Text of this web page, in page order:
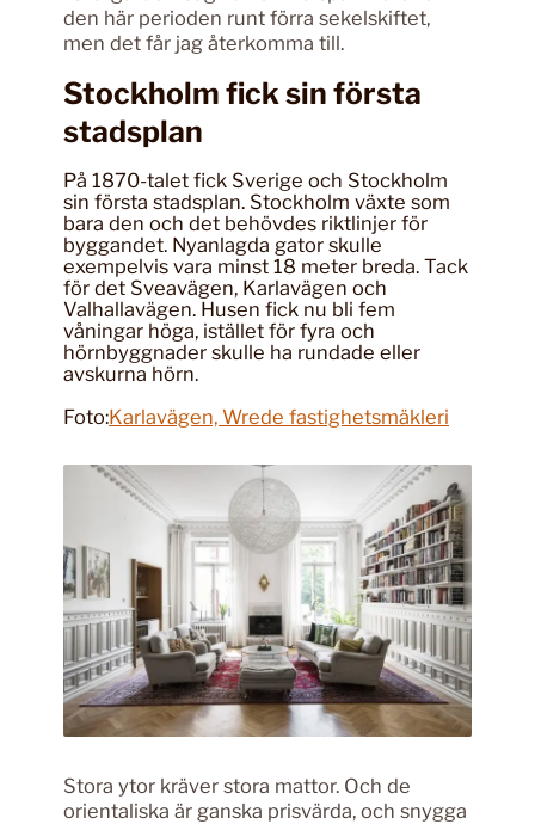
den här perioden runt förra sekelskiftet,
men det får jag återkomma till.
Stockholm fick sin första
stadsplan
På 1870-talet fick Sverige och Stockholm
sin första stadsplan. Stockholm växte som
bara den och det behövdes riktlinjer för
byggandet. Nyanlagda gator skulle
exempelvis vara minst 18 meter breda. Tack
för det Sveavägen, Karlavägen och
Valhallavägen. Husen fick nu bli fem
våningar höga, istället för fyra och
hörnbyggnader skulle ha rundade eller
avskurna hörn.
Foto:Karlavägen, Wrede fastighetsmäkleri
Stora ytor kräver stora mattor. Och de
orientaliska är ganska prisvärda, och snygga